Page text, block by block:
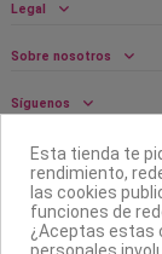
Legal
Sobre nosotros
Síguenos
Boletín
Esta tienda te
rendimiento,
las cookies
funciones de
¿Aceptas estas